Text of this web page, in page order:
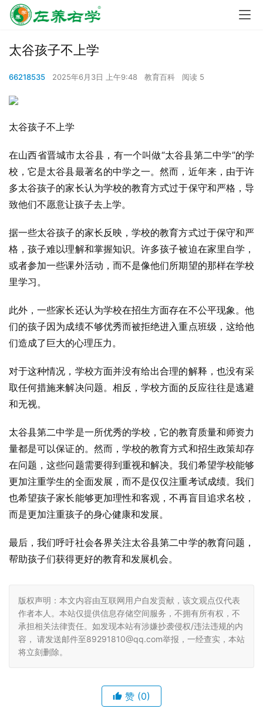
太谷孩子不上学
66218535 2025年6月3日 上午9:48 教育百科 阅读 5
太谷孩子不上学
在山西省晋城市太谷县，有一个叫做“太谷县第二中学”的学
校，它是太谷县最著名的中学之一。然而，近年来，由于许
多太谷孩子的家长认为学校的教育方式过于保守和严格，导
致他们不愿意让孩子去上学。
据一些太谷孩子的家长反映，学校的教育方式过于保守和严
格，孩子难以理解和掌握知识。许多孩子被迫在家里自学，
或者参加一些课外活动，而不是像他们所期望的那样在学校
里学习。
此外，一些家长还认为学校在招生方面存在不公平现象。他
们的孩子因为成绩不够优秀而被拒绝进入重点班级，这给他
们造成了巨大的心理压力。
对于这种情况，学校方面并没有给出合理的解释，也没有采
取任何措施来解决问题。相反，学校方面的反应往往是逃避
和无视。
太谷县第二中学是一所优秀的学校，它的教育质量和师资力
量都是可以保证的。然而，学校的教育方式和招生政策却存
在问题，这些问题需要得到重视和解决。我们希望学校能够
更加注重学生的全面发展，而不是仅仅注重考试成绩。我们
也希望孩子家长能够更加理性和客观，不再盲目追求名校，
而是更加注重孩子的身心健康和发展。
最后，我们呼吁社会各界关注太谷县第二中学的教育问题，
帮助孩子们获得更好的教育和发展机会。
版权声明：本文内容由互联网用户自发贡献，该文观点仅代表
作者本人。本站仅提供信息存储空间服务，不拥有所有权，不
承担相关法律责任。如发现本站有涉嫌抄袭侵权/违法违规的内
容， 请发送邮件至89291810@qq.com举报，一经查实，本站
将立刻删除。
赞 (0)